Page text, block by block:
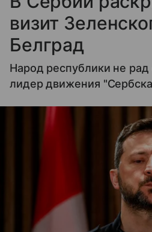
визит
Белград
Народ республики не
лидер движения